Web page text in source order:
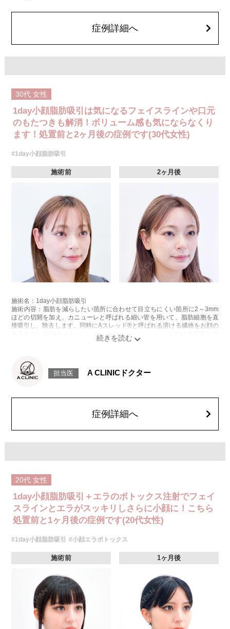
顔の脂肪吸引箇所の追加 1ヶ所ごと+162,800円(税込)
オプション：笑気麻酔 3,300円(税込)
症例詳細へ
30代 女性
1day小顔脂肪吸引は気になるフェイスラインや口元
のもたつきも解消！ボリューム感も気にならなくり
ます！処置前と2ヶ月後の症例です(30代女性)
#1day小顔脂肪吸引
施術前 2ヶ月後
施術名：1day小顔脂肪吸引
施術内容：脂肪を減らしたい箇所に合わせて目立ちにくい箇所に2～3mm
ほどの切開を加え、カニューレと呼ばれる細い管を用いて、脂肪細胞を直
接吸引し、除去します。同時にAスレッド®と呼ばれる溶ける繊維をお顔の
目立たない部分から皮下へ挿入し、皮膚を内側から引き上げて固定しま
感などが術後一時的に生じることがございます。また、稀に貧血、細菌感
染症、左右差、施術箇所の知覚鈍麻、ぼこつき、硬結、瘢痕化、色素沈
顔の脂肪吸引箇所の追加 1ヶ所ごと+162,800円(税込)
オプション：笑気麻酔 3,300円(税込)
担当医 A CLINICドクター
症例詳細へ
20代 女性
1day小顔脂肪吸引＋エラのボトックス注射でフェイ
スラインとエラがスッキリしさらに小顔に！こちら
処置前と1ヶ月後の症例です(20代女性)
#1day小顔脂肪吸引 #小顔エラボトックス
施術前 1ヶ月後